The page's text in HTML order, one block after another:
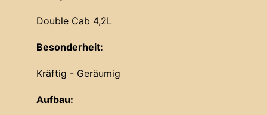
Double Cab 4,2L
Besonderheit:
Kräftig - Geräumig
Aufbau: